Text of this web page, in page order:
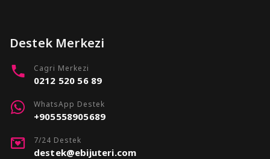
Destek Merkezi
Cagri Merkezi
0212 520 56 89
WhatsApp Destek
+905558905689
7/24 Destek
destek@ebijuteri.com